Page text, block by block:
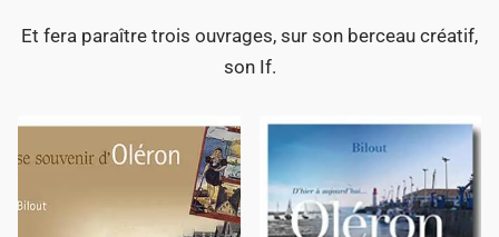
Et fera paraître trois ouvrages, sur son berceau créatif,
son If.